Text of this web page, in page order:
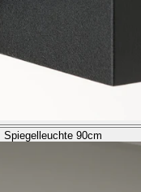
Spiegelleuchte 90cm